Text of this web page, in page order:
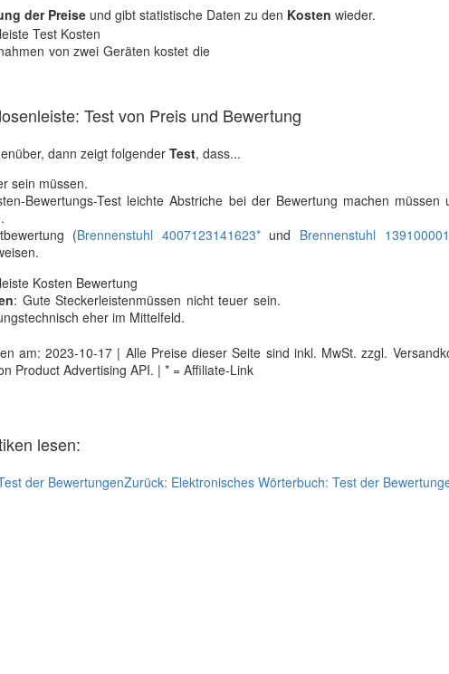
der Preise und gibt statistische Daten zu den Kosten wieder.
von zwei Geräten kostet die
Test von Preis und Bewertung
dann zeigt folgender Test, dass...
sein müssen.
Bewertungs-Test leichte Abstriche bei der Bewertung machen müssen
(Brennenstuhl 4007123141623*und Brennenstuhl
: Gute Steckerleistenmüssen nicht teuer sein.
eher im Mittelfeld.
am: 2023-10-17 | Alle Preise dieser Seite sind inkl. MwSt. zzgl.
Product Advertising API. | * = Affiliate-Link
lesen:
der BewertungenZurück: Elektronisches Wörterbuch: Test der